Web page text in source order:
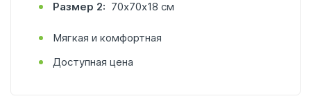
Размер 2: 70х70х18 см
Мягкая и комфортная
Доступная цена